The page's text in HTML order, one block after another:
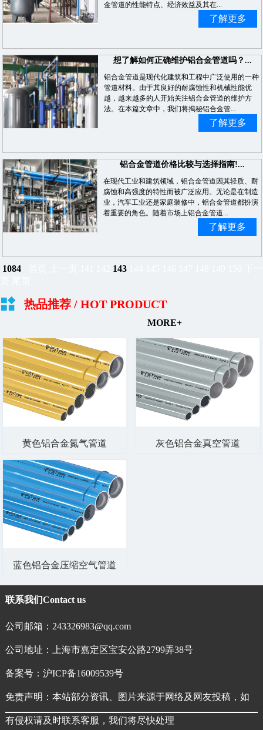
金管道的性能特点、经济效益及其在...
了解更多
想了解如何正确维护铝合金管道吗？...
铝合金管道是现代化建筑和工程中广泛使用的一种
管道材料。由于其良好的耐腐蚀性和机械性能优
越，越来越多的人开始关注铝合金管道的维护方
法。在本篇文章中，我们将揭秘铝合金管...
了解更多
铝合金管道价格比较与选择指南!...
在现代工业和建筑领域，铝合金管道因其轻质、耐
腐蚀和高强度的特性而被广泛应用。无论是在制造
业，汽车工业还是家庭装修中，铝合金管道都扮演
着重要的角色。随着市场上铝合金管道...
了解更多
1084 143
热品推荐/ HOT PRODUCT
MORE+
黄色铝合金氮气管道 灰色铝合金真空管道
蓝色铝合金压缩空气管道
联系我们Contact us
公司邮箱：243326983@qq.com
公司地址：上海市嘉定区宝安公路2799弄38号
备案号： 沪ICP备16009539号
免责声明：本站部分资讯、图片来源于网络及网友投稿，如
有侵权请及时联系客服，我们将尽快处理